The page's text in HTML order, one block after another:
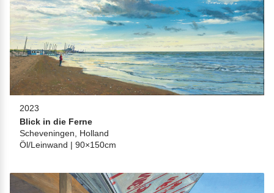
2023
Blick in die Ferne
Scheveningen, Holland
Öl/Leinwand | 90×150cm